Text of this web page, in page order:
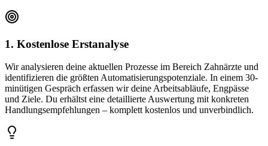
1. Kostenlose Erstanalyse
Wir analysieren deine aktuellen Prozesse im Bereich Zahnärzte und
identifizieren die größten Automatisierungspotenziale. In einem 30-
minütigen Gespräch erfassen wir deine Arbeitsabläufe, Engpässe
und Ziele. Du erhältst eine detaillierte Auswertung mit konkreten
Handlungsempfehlungen – komplett kostenlos und unverbindlich.